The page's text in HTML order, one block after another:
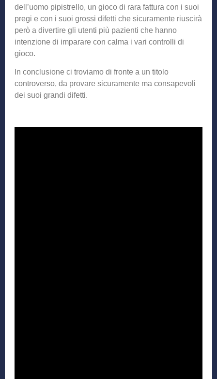
dell’uomo pipistrello, un gioco di rara fattura con i suoi
pregi e con i suoi grossi difetti che sicuramente riuscirà
però a divertire gli utenti più pazienti che hanno
intenzione di imparare con calma i vari controlli di
gioco.
In conclusione ci troviamo di fronte a un titolo
controverso, da provare sicuramente ma consapevoli
dei suoi grandi difetti.